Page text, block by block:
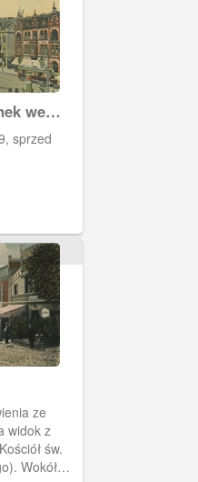
we
sprzed
ze
widok z
św.
Wokół